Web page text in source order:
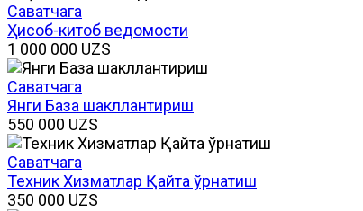
Саватчага
Ҳисоб-китоб ведомости
1 000 000 UZS
Саватчага
Янги База шакллантириш
550 000 UZS
Саватчага
Техник Хизматлар Қайта ўрнатиш
350 000 UZS